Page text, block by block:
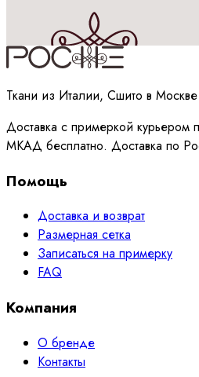
Принимаюполитику
Ткани из Италии, Сшито в Москве
Доставка с примеркой курьером
МКАД бесплатно. Доставка по
Помощь
Доставка и возврат
Размерная сетка
Записаться на примерку
FAQ
Компания
О бренде
Контакты